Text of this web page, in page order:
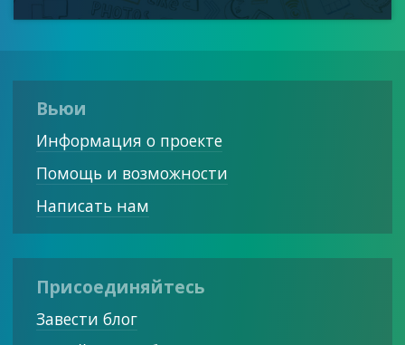
Вьюи
Информация о проекте
Помощь и возможности
Написать нам
Присоединяйтесь
Завести блог